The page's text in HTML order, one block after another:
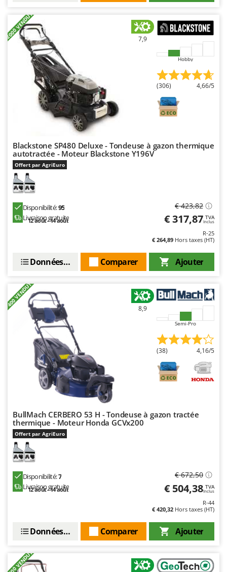
+2000 VENDUTI 7,9
Hobby
(306) 4,66/5
Blackstone SP480 Deluxe - Tondeuse à gazon thermique
autotractée - Moteur Blackstone Y196V
Offert par AgriEuro
Disponibilité:95
Livraison gratuite
12 août - 14 août
€ 423,82
€ 317,87 TVA
Inclus
R-25
€ 264,89 Hors taxes (HT)
Ajouter
Comparer
Données techniques
+400 VENDUTI 8,9
Semi-Pro
(38) 4,16/5
BullMach CERBERO 53 H - Tondeuse à gazon tractée
thermique - Moteur Honda GCVx200
Offert par AgriEuro
Disponibilité:7
Livraison gratuite
12 août - 14 août
€ 672,50
€ 504,38 TVA
Inclus
R-44
€ 420,32 Hors taxes (HT)
Ajouter
Comparer
Données techniques
+2000 VENDUTI